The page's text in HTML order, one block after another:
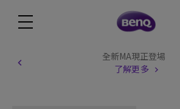
全新MA現正登場
了解更多